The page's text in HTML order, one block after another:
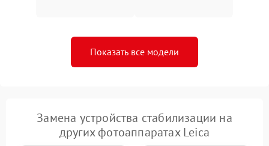
Показать все модели
Замена устройства стабилизации на
других фотоаппаратах Leica